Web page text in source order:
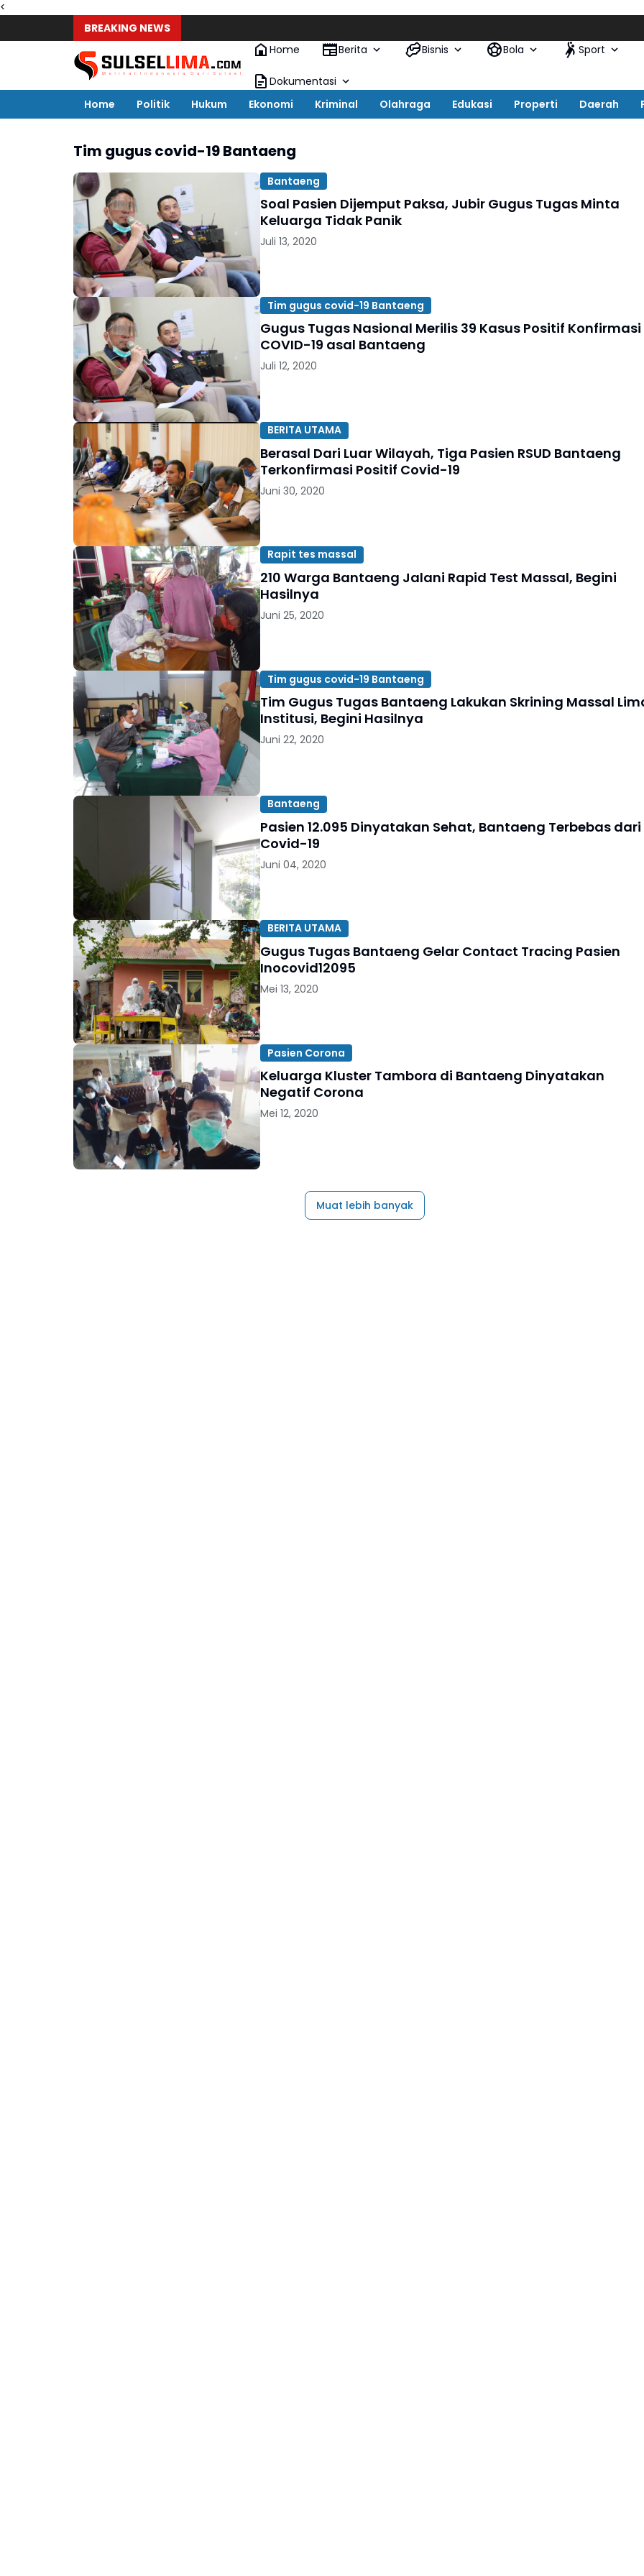
<
BREAKING NEWS
Home
Berita Bisnis Bola Sport
Dokumentasi
Home
Politik Hukum Ekonomi Kriminal Olahraga Edukasi Properti Daerah
Tim gugus covid-19 Bantaeng
Bantaeng
Soal Pasien Dijemput Paksa, Jubir Gugus Tugas Minta
Keluarga Tidak Panik
Juli 13, 2020
Tim gugus covid-19 Bantaeng
Gugus Tugas Nasional Merilis 39 Kasus Positif Konfirmasi
COVID-19 asal Bantaeng
Juli 12, 2020
BERITA UTAMA
Berasal Dari Luar Wilayah, Tiga Pasien RSUD Bantaeng
Terkonfirmasi Positif Covid-19
Juni 30, 2020
Rapit tes massal
210 Warga Bantaeng Jalani Rapid Test Massal, Begini
Hasilnya
Juni 25, 2020
Tim gugus covid-19 Bantaeng
Tim Gugus Tugas Bantaeng Lakukan Skrining Massal
Institusi, Begini Hasilnya
Juni 22, 2020
Bantaeng
Pasien 12.095 Dinyatakan Sehat, Bantaeng Terbebas dari
Covid-19
Juni 04, 2020
BERITA UTAMA
Gugus Tugas Bantaeng Gelar Contact Tracing Pasien
Inocovid12095
Mei 13, 2020
Pasien Corona
Keluarga Kluster Tambora di Bantaeng Dinyatakan
Negatif Corona
Mei 12, 2020
Muat lebih banyak